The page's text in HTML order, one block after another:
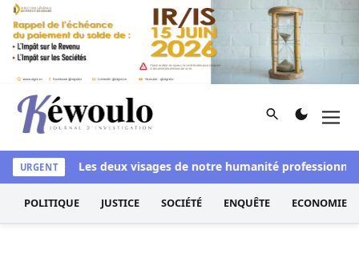
Aller au contenu
Kéwoulo, le premier site d'information et d'investigation
Rechercher
URGENT
blanchi Les deux visages de notre humanité
POLITIQUE JUSTICE SOCIÉTÉ ENQUÊTE ECONOMIE